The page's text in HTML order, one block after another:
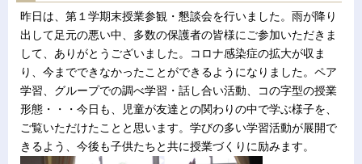
昨日は、第１学期末授業参観・懇談会を行いました。雨が降り
出して足元の悪い中、多数の保護者の皆様にご参加いただきま
して、ありがとうございました。コロナ感染症の拡大が収ま
り、今までできなかったことができるようになりました。ペア
学習、グループでの調べ学習・話し合い活動、コの字型の授業
形態・・・今日も、児童が友達との関わりの中で学ぶ様子を、
ご覧いただけたことと思います。学びの多い学習活動が展開で
きるよう、今後も子供たちと共に授業づくりに励みます。